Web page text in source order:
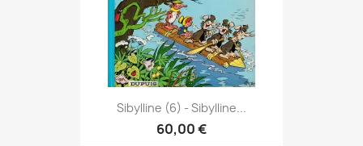
Sibylline (6) - Sibylline...
60,00 €